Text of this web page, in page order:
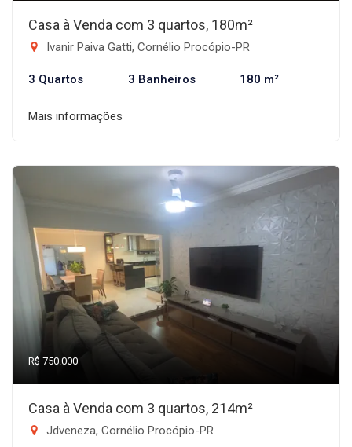
Casa à Venda com 3 quartos, 180m²
Ivanir Paiva Gatti, Cornélio Procópio-PR
3 Quartos 3 Banheiros 180 m²
Mais informações
R$ 750.000
Casa à Venda com 3 quartos, 214m²
Jdveneza, Cornélio Procópio-PR